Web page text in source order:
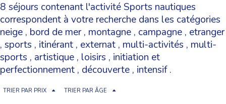
8 séjours contenant l'activité Sports nautiques
correspondent à votre recherche dans les catégories
neige , bord de mer, montagne , campagne , etranger
, sports , itinérant , externat , multi-activités , multi-
sports , artistique , loisirs , initiation et
perfectionnement , découverte , intensif.
TRIER PAR PRIX TRIER PAR ÂGE